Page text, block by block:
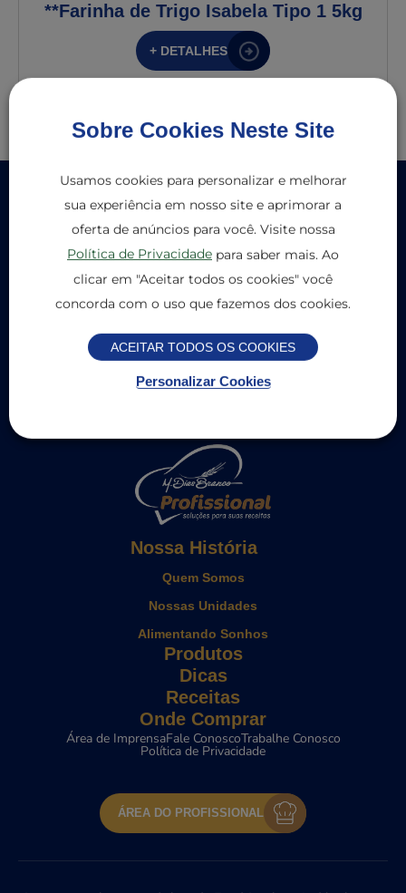
**Farinha de Trigo Isabela Tipo 1 5kg
+ DETALHES
Newsletter
Digite aqui o seu nome
Digite aqui o seu e-mail
Ao assinar, você concorda em receber e-mails da M.Dias
nossa Política de Privacidade.
Nossa História
Quem Somos
Nossas Unidades
Alimentando Sonhos
Produtos
Dicas
Receitas
Onde Comprar
Área de ImprensaFale ConoscoTrabalhe Conosco
Política de Privacidade
ÁREA DO PROFISSIONAL
Sobre Cookies Neste Site
Usamos cookies para personalizar e melhorar
sua experiência em nosso site e aprimorar a
oferta de anúncios para você. Visite nossa
Política de Privacidade para saber mais. Ao
clicar em "Aceitar todos os cookies" você
concorda com o uso que fazemos dos cookies.
ACEITAR TODOS OS COOKIES
Personalizar Cookies